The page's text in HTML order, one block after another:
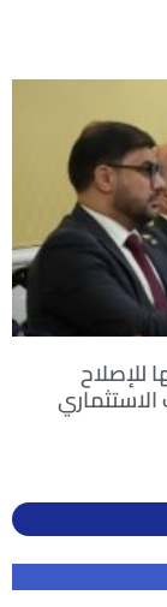
للإصلاح